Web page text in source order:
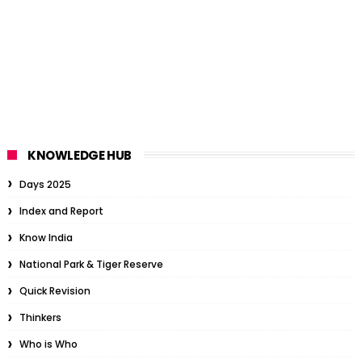
KNOWLEDGE HUB
Days 2025
Index and Report
Know India
National Park & Tiger Reserve
Quick Revision
Thinkers
Who is Who